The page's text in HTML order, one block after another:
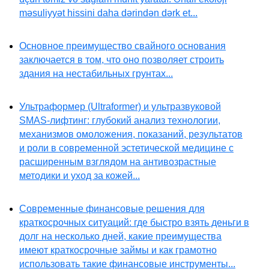
məsuliyyət hissini daha dərindən dərk et...
Основное преимущество свайного основания
заключается в том, что оно позволяет строить
здания на нестабильных грунтах...
Ультраформер (Ultraformer) и ультразвуковой
SMAS-лифтинг: глубокий анализ технологии,
механизмов омоложения, показаний, результатов
и роли в современной эстетической медицине с
расширенным взглядом на антивозрастные
методики и уход за кожей...
Современные финансовые решения для
краткосрочных ситуаций: где быстро взять деньги в
долг на несколько дней, какие преимущества
имеют краткосрочные займы и как грамотно
использовать такие финансовые инструменты...